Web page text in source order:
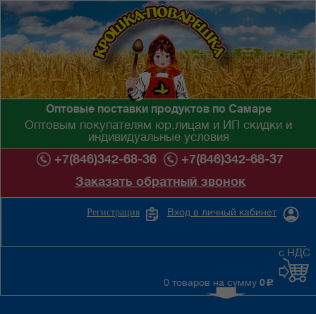
Оптовые поставки продуктов по Самаре
Оптовым покупателям юр.лицам и ИП скидки и
индивидуальные условия
+7(846)342-68-36
+7(846)342-68-37
Заказать обратный звонок
Вход в личный кабинет
Регистрация
0 товаров на сумму 0 c
с НДС